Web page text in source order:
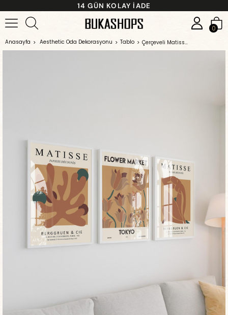
14 GÜN KOLAY İADE
0
Anasayfa Aesthetic Oda Dekorasyonu Tablo Çerçeveli Matisse'in Kağıt Kesimleri ve ''Flower Market'' Esintisi: 3'lü Premium Tablo Seti